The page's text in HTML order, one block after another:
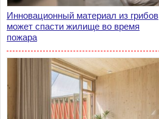
Инновационный материал из грибов
может спасти жилище во время
пожара